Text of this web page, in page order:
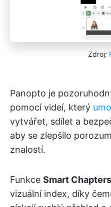
Zdroj:
Panopto je
pomocí videí, který
vytvářet, sdílet a
aby se zlepšilo
znalostí.
Funkce Smart Chapters
vizuální index, díky